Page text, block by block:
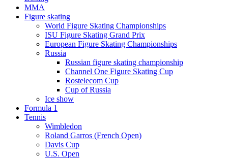
MMA
Figure skating
World Figure Skating Championships
ISU Figure Skating Grand Prix
European Figure Skating Championships
Russia
Russian figure skating championship
Channel One Figure Skating Cup
Rostelecom Cup
Cup of Russia
Ice show
Formula 1
Tennis
Wimbledon
Roland Garros (French Open)
Davis Cup
U.S. Open